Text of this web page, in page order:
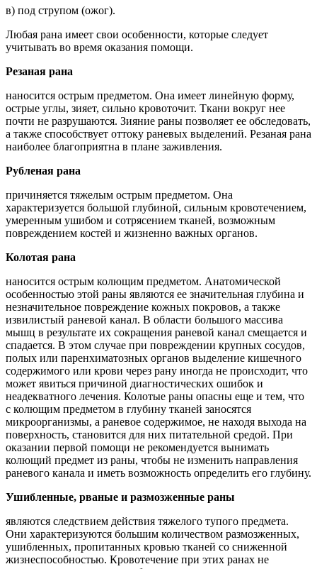
в) под струпом (ожог).
Любая рана имеет свои особенности, которые следует
учитывать во время оказания помощи.
Резаная рана
наносится острым предметом. Она имеет линейную форму,
острые углы, зияет, сильно кровоточит. Ткани вокруг нее
почти не разрушаются. Зияние раны позволяет ее обследовать,
а также способствует оттоку раневых выделений. Резаная рана
наиболее благоприятна в плане заживления.
Рубленая рана
причиняется тяжелым острым предметом. Она
характеризуется большой глубиной, сильным кровотечением,
умеренным ушибом и сотрясением тканей, возможным
повреждением костей и жизненно важных органов.
Колотая рана
наносится острым колющим предметом. Анатомической
особенностью этой раны являются ее значительная глубина и
незначительное повреждение кожных покровов, а также
извилистый раневой канал. В области большого массива
мышц в результате их сокращения раневой канал смещается и
спадается. В этом случае при повреждении крупных сосудов,
полых или паренхиматозных органов выделение кишечного
содержимого или крови через рану иногда не происходит, что
может явиться причиной диагностических ошибок и
неадекватного лечения. Колотые раны опасны еще и тем, что
с колющим предметом в глубину тканей заносятся
микроорганизмы, а раневое содержимое, не находя выхода на
поверхность, становится для них питательной средой. При
оказании первой помощи не рекомендуется вынимать
колющий предмет из раны, чтобы не изменить направления
раневого канала и иметь возможность определить его глубину.
Ушибленные, рваные и размозженные раны
являются следствием действия тяжелого тупого предмета.
Они характеризуются большим количеством размозженных,
ушибленных, пропитанных кровью тканей со сниженной
жизнеспособностью. Кровотечение при этих ранах не